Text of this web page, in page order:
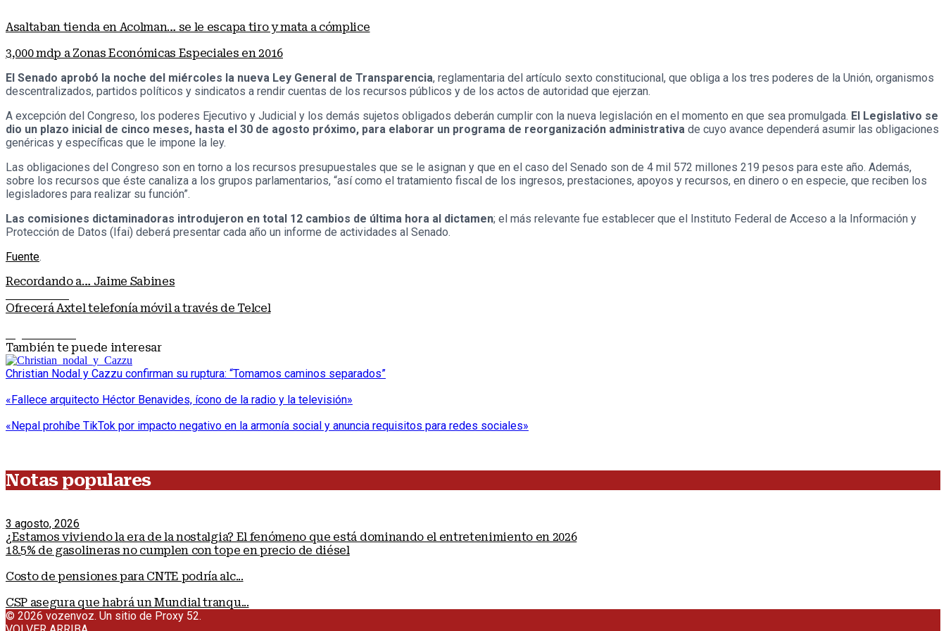
Asaltaban tienda en Acolman… se le escapa tiro y mata a cómplice
3,000 mdp a Zonas Económicas Especiales en 2016
El Senado aprobó la noche del miércoles la nueva Ley General de Transparencia, reglamentaria del artículo sexto constitucional, que obliga a los tres poderes de la Unión, organismos
descentralizados, partidos políticos y sindicatos a rendir cuentas de los recursos públicos y de los actos de autoridad que ejerzan.
A excepción del Congreso, los poderes Ejecutivo y Judicial y los demás sujetos obligados deberán cumplir con la nueva legislación en el momento en que sea promulgada. El Legislativo se
dio un plazo inicial de cinco meses, hasta el 30 de agosto próximo, para elaborar un programa de reorganización administrativa de cuyo avance dependerá asumir las obligaciones
genéricas y específicas que le impone la ley.
Las obligaciones del Congreso son en torno a los recursos presupuestales que se le asignan y que en el caso del Senado son de 4 mil 572 millones 219 pesos para este año. Además,
sobre los recursos que éste canaliza a los grupos parlamentarios, “así como el tratamiento fiscal de los ingresos, prestaciones, apoyos y recursos, en dinero o en especie, que reciben los
legisladores para realizar su función”.
Las comisiones dictaminadoras introdujeron en total 12 cambios de última hora al dictamen; el más relevante fue establecer que el Instituto Federal de Acceso a la Información y
Protección de Datos (Ifai) deberá presentar cada año un informe de actividades al Senado.
Fuente.
Recordando a… Jaime Sabines
Ofrecerá Axtel telefonía móvil a través de Telcel
También te puede interesar
Christian Nodal y Cazzu confirman su ruptura: “Tomamos caminos separados”
«Fallece arquitecto Héctor Benavides, ícono de la radio y la televisión»
«Nepal prohíbe TikTok por impacto negativo en la armonía social y anuncia requisitos para redes sociales»
Notas populares
3 agosto, 2026
¿Estamos viviendo la era de la nostalgia? El fenómeno que está dominando el entretenimiento en 2026
18.5% de gasolineras no cumplen con tope en precio de diésel
Costo de pensiones para CNTE podría alc...
CSP asegura que habrá un Mundial tranqu...
© 2026 vozenvoz. Un sitio de Proxy 52.